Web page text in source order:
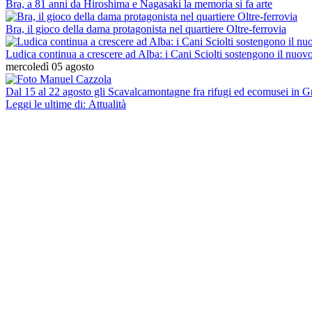
Bra, a 81 anni da Hiroshima e Nagasaki la memoria si fa arte
Bra, il gioco della dama protagonista nel quartiere Oltre-ferrovia
Ludica continua a crescere ad Alba: i Cani Sciolti sostengono il
mercoledì 05 agosto
Dal 15 al 22 agosto gli Scavalcamontagne fra rifugi ed ecomusei in
Leggi le ultime di: Attualità